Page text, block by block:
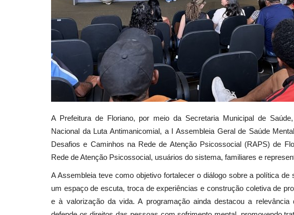
A Prefeitura de Floriano, por meio da Secretaria Municipal de
Nacional da Luta Antimanicomial, a I Assembleia Geral de Saúde
Desafios e Caminhos na Rede de Atenção Psicossocial (RAPS) de
Rede de Atenção Psicossocial, usuários do sistema, familiares e
A Assembleia teve como objetivo fortalecer o diálogo sobre a política
um espaço de escuta, troca de experiências e construção coletiva de
e à valorização da vida. A programação ainda destacou a relevância